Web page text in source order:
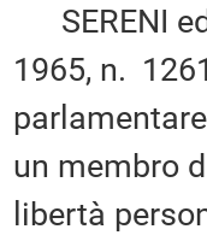
SERENI
1965, n.
un membro
libertà